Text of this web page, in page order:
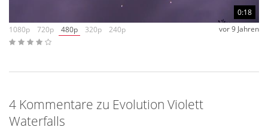
0:18
1080p
720p 480p 320p 240p vor 9 Jahren
4 Kommentare zu Evolution Violett
Waterfalls